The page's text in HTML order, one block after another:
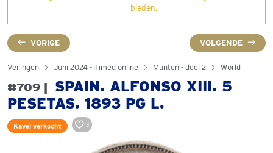
bieden.
VORIGE VOLGENDE
Veilingen Juni 2024 - Timed online Munten - deel 2 World
#709 |
SPAIN. ALFONSO XIII. 5
PESETAS. 1893 PG L.
Kavel verkocht 3